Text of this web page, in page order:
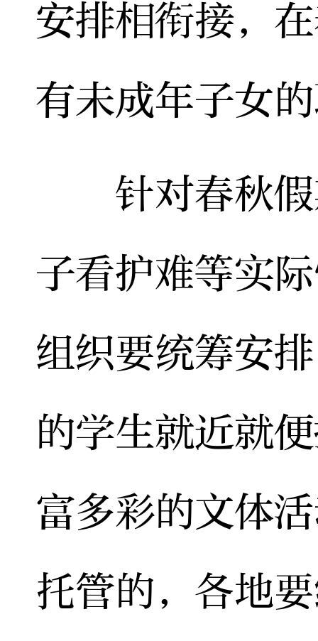
安排相衔接，
有未成年子女
针对春秋假
子看护难等实
组织要统筹安
的学生就近就
富多彩的文体
托管的，各地